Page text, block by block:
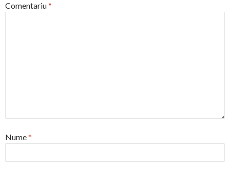
Comentariu*
Nume*